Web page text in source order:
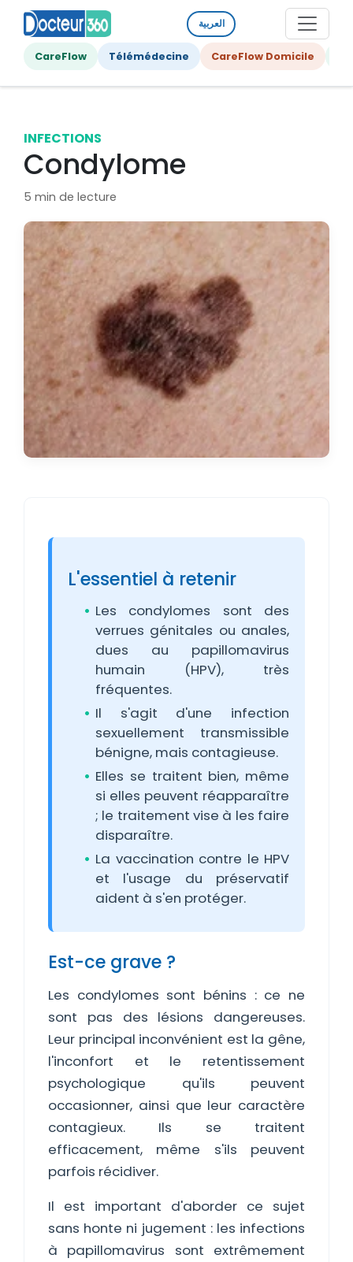
العربية
CareFlow Télémédecine CareFlow Domicile
INFECTIONS
Condylome
5 min de lecture
L'essentiel à retenir
Les condylomes sont des
verrues génitales ou anales,
dues au papillomavirus
humain (HPV), très
fréquentes.
Il s'agit d'une infection
sexuellement transmissible
bénigne, mais contagieuse.
Elles se traitent bien, même
si elles peuvent réapparaître
; le traitement vise à les faire
disparaître.
La vaccination contre le HPV
et l'usage du préservatif
aident à s'en protéger.
Est-ce grave ?
Les condylomes sont bénins : ce ne
sont pas des lésions dangereuses.
Leur principal inconvénient est la gêne,
l'inconfort et le retentissement
psychologique qu'ils peuvent
occasionner, ainsi que leur caractère
contagieux. Ils se traitent
efficacement, même s'ils peuvent
parfois récidiver.
Il est important d'aborder ce sujet
sans honte ni jugement : les infections
à papillomavirus sont extrêmement